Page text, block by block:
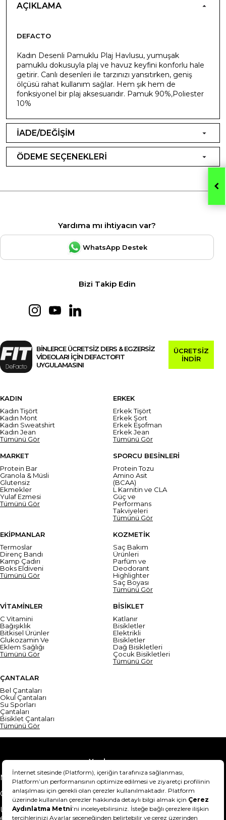
AÇIKLAMA
DEFACTO
Kadın Desenli Pamuklu Plaj Havlusu, yumuşak
pamuklu dokusuyla plaj ve havuz keyfini konforlu hale
getirir. Canlı desenleri ile tarzınızı yansıtırken, geniş
ölçüsü rahat kullanım sağlar. Hem şık hem de
fonksiyonel bir plaj aksesuarıdır. Pamuk 90%,Poliester
10%
İADE/DEĞİŞİM
ÖDEME SEÇENEKLERİ
Yardıma mı ihtiyacın var?
WhatsApp Destek
Bizi Takip Edin
BİNLERCE ÜCRETSİZ DERS & EGZERSİZ
VİDEOLARI İÇİN DEFACTOFIT
UYGULAMASINI
ÜCRETSİZ
İNDİR
KADIN
Kadın Tişört
Kadın Mont
Kadın Sweatshirt
Kadın Jean
Tümünü Gör
ERKEK
Erkek Tişört
Erkek Şort
Erkek Eşofman
Erkek Jean
Tümünü Gör
MARKET
Protein Bar
Granola & Müsli
Glutensiz
Ekmekler
Yulaf Ezmesi
Tümünü Gör
SPORCU BESİNLERİ
Protein Tozu
Amino Asit
(BCAA)
L Karnitin ve CLA
Güç ve
Performans
Takviyeleri
Tümünü Gör
EKİPMANLAR
Termoslar
Direnç Bandı
Kamp Çadırı
Boks Eldiveni
Tümünü Gör
KOZMETİK
Saç Bakım
Ürünleri
Parfüm ve
Deodorant
Highlighter
Saç Boyası
Tümünü Gör
VİTAMİNLER
C Vitamini
Bağışıklık
Bitkisel Ürünler
Glukozamin Ve
Eklem Sağlığı
Tümünü Gör
BİSİKLET
Katlanır
Bisikletler
Elektrikli
Bisikletler
Dağ Bisikletleri
Çocuk Bisikletleri
Tümünü Gör
ÇANTALAR
Bel Çantaları
Okul Çantaları
Su Sporları
Çantaları
Bisiklet Çantaları
Tümünü Gör
Yardım
Mesafeli Satış Sözleşmesi
Teslimat Bilgisi
Gizlilik Sözleşmesi
Şartlar & Koşullar
Ürünümü nasıl iade
edebilirim?
Hakkımızda